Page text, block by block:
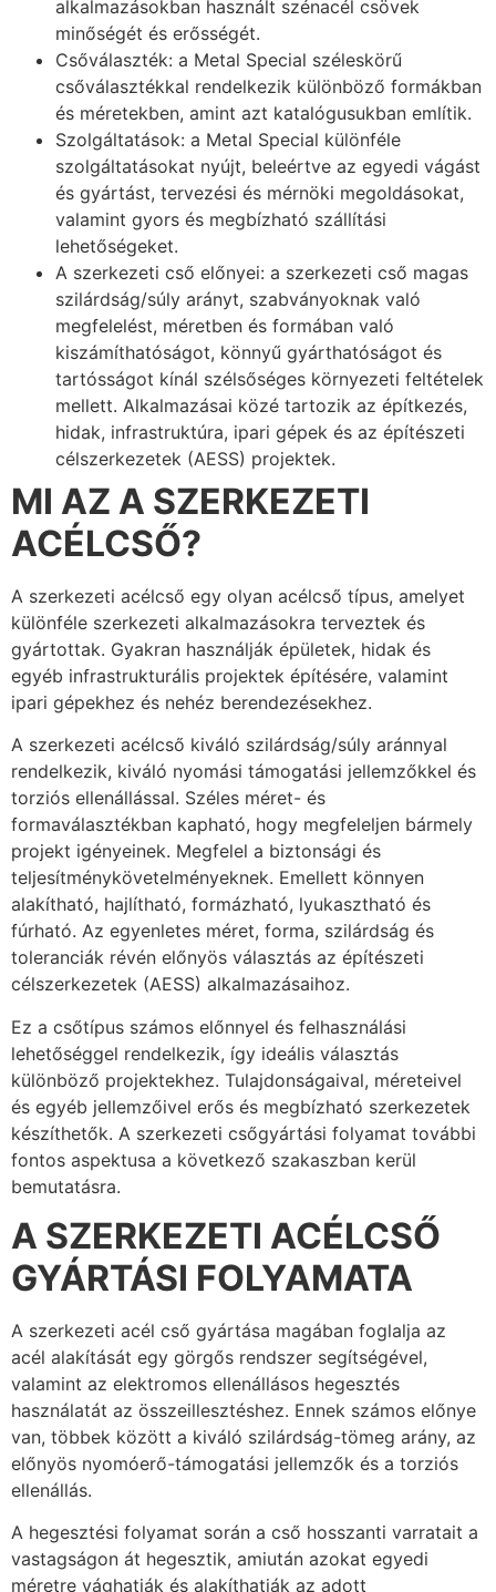
alkalmazásokban használt szénacél csövek
minőségét és erősségét.
Csőválaszték: a Metal Special széleskörű
csőválasztékkal rendelkezik különböző formákban
és méretekben, amint azt katalógusukban említik.
Szolgáltatások: a Metal Special különféle
szolgáltatásokat nyújt, beleértve az egyedi vágást
és gyártást, tervezési és mérnöki megoldásokat,
valamint gyors és megbízható szállítási
lehetőségeket.
A szerkezeti cső előnyei: a szerkezeti cső magas
szilárdság/súly arányt, szabványoknak való
megfelelést, méretben és formában való
kiszámíthatóságot, könnyű gyárthatóságot és
tartósságot kínál szélsőséges környezeti feltételek
mellett. Alkalmazásai közé tartozik az építkezés,
hidak, infrastruktúra, ipari gépek és az építészeti
célszerkezetek (AESS) projektek.
MI AZ A SZERKEZETI
ACÉLCSŐ?
A szerkezeti acélcső egy olyan acélcső típus, amelyet
különféle szerkezeti alkalmazásokra terveztek és
gyártottak. Gyakran használják épületek, hidak és
egyéb infrastrukturális projektek építésére, valamint
ipari gépekhez és nehéz berendezésekhez.
A szerkezeti acélcső kiváló szilárdság/súly aránnyal
rendelkezik, kiváló nyomási támogatási jellemzőkkel és
torziós ellenállással. Széles méret- és
formaválasztékban kapható, hogy megfeleljen bármely
projekt igényeinek. Megfelel a biztonsági és
teljesítménykövetelményeknek. Emellett könnyen
alakítható, hajlítható, formázható, lyukasztható és
fúrható. Az egyenletes méret, forma, szilárdság és
toleranciák révén előnyös választás az építészeti
célszerkezetek (AESS) alkalmazásaihoz.
Ez a csőtípus számos előnnyel és felhasználási
lehetőséggel rendelkezik, így ideális választás
különböző projektekhez. Tulajdonságaival, méreteivel
és egyéb jellemzőivel erős és megbízható szerkezetek
készíthetők. A szerkezeti csőgyártási folyamat további
fontos aspektusa a következő szakaszban kerül
bemutatásra.
A SZERKEZETI ACÉLCSŐ
GYÁRTÁSI FOLYAMATA
A szerkezeti acél cső gyártása magában foglalja az
acél alakítását egy görgős rendszer segítségével,
valamint az elektromos ellenállásos hegesztés
használatát az összeillesztéshez. Ennek számos előnye
van, többek között a kiváló szilárdság-tömeg arány, az
előnyös nyomóerő-támogatási jellemzők és a torziós
ellenállás.
A hegesztési folyamat során a cső hosszanti varratait a
vastagságon át hegesztik, amiután azokat egyedi
méretre vághatják és alakíthatják az adott